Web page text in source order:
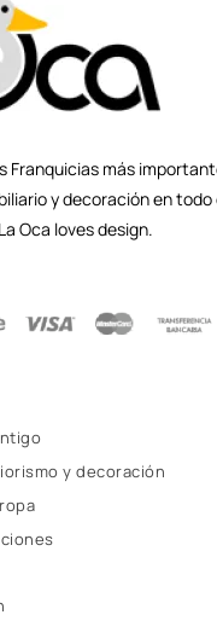
Franquicias más
y decoración en todo
Oca loves design.
y decoración